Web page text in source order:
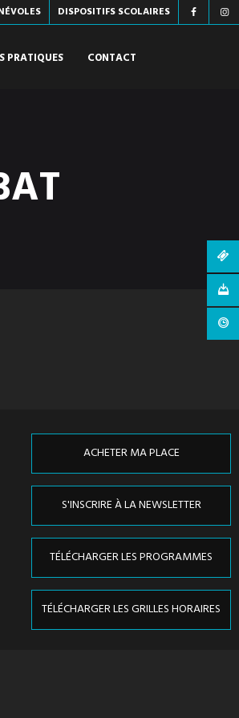
DISPOSITIFS SCOLAIRES
PRATIQUES CONTACT
ACHETER MA PLACE
S'INSCRIRE À LA NEWSLETTER
TÉLÉCHARGER LES PROGRAMMES
TÉLÉCHARGER LES GRILLES HORAIRES